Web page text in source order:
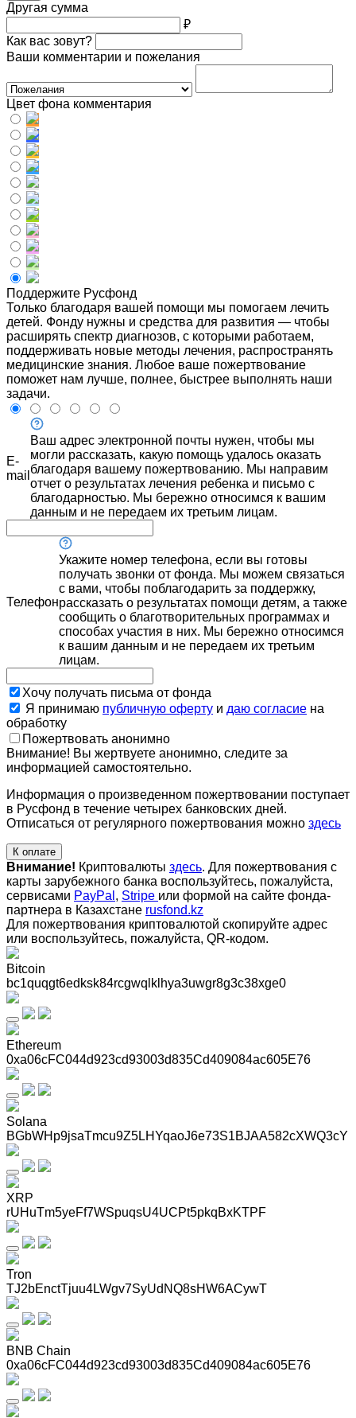
Другая сумма
₽
Как вас зовут?
Ваши комментарии и пожелания
Цвет фона комментария
Поддержите Русфонд
Только благодаря вашей помощи мы помогаем лечить
детей. Фонду нужны и средства для развития — чтобы
расширять спектр диагнозов, с которыми работаем,
поддерживать новые методы лечения, распространять
медицинские знания. Любое ваше пожертвование
поможет нам лучше, полнее, быстрее выполнять наши
задачи.
E-
mail
Ваш адрес электронной почты нужен, чтобы мы
могли рассказать, какую помощь удалось оказать
благодаря вашему пожертвованию. Мы направим
отчет о результатах лечения ребенка и письмо с
благодарностью. Мы бережно относимся к вашим
данным и не передаем их третьим лицам.
Телефон
Укажите номер телефона, если вы готовы
получать звонки от фонда. Мы можем связаться
с вами, чтобы поблагодарить за поддержку,
рассказать о результатах помощи детям, а также
сообщить о благотворительных программах и
способах участия в них. Мы бережно относимся
к вашим данным и не передаем их третьим
лицам.
Хочу получать письма от фонда
Я принимаю публичную оферту и даю согласие на
обработку
Пожертвовать анонимно
Внимание! Вы жертвуете анонимно, следите за
информацией самостоятельно.
Информация о произведенном пожертвовании поступает
в Русфонд в течение четырех банковских дней.
Отписаться от регулярного пожертвования можно здесь
К оплате
Внимание! Криптовалюты здесь. Для пожертвования с
карты зарубежного банка воспользуйтесь, пожалуйста,
сервисами PayPal , Stripe или формой на сайте фонда-
партнера в Казахстане rusfond.kz
Для пожертвования криптовалютой скопируйте адрес
или воспользуйтесь, пожалуйста, QR-кодом.
Bitcoin
bc1quqgt6edksk84rcgwqlklhya3uwgr8g3c38xge0
Ethereum
0xa06cFC044d923cd93003d835Cd409084ac605E76
Solana
BGbWHp9jsaTmcu9Z5LHYqaoJ6e73S1BJAA582cXWQ3cY
XRP
rUHuTm5yeFf7WSpuqsU4UCPt5pkqBxKTPF
Tron
TJ2bEnctTjuu4LWgv7SyUdNQ8sHW6ACywT
BNB Chain
0xa06cFC044d923cd93003d835Cd409084ac605E76